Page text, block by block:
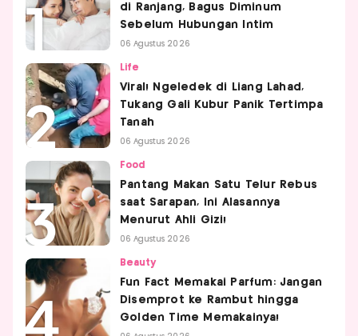
di Ranjang, Bagus Diminum
Sebelum Hubungan Intim
06 Agustus 2026
Life
Viral! Ngeledek di Liang Lahad,
Tukang Gali Kubur Panik Tertimpa
Tanah
06 Agustus 2026
Food
Pantang Makan Satu Telur Rebus
saat Sarapan, Ini Alasannya
Menurut Ahli Gizi!
06 Agustus 2026
Beauty
Fun Fact Memakai Parfum: Jangan
Disemprot ke Rambut hingga
Golden Time Memakainya!